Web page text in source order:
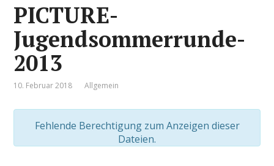
PICTURE-
Jugendsommerrunde-
2013
10. Februar 2018 Allgemein
Fehlende Berechtigung zum Anzeigen dieser
Dateien.